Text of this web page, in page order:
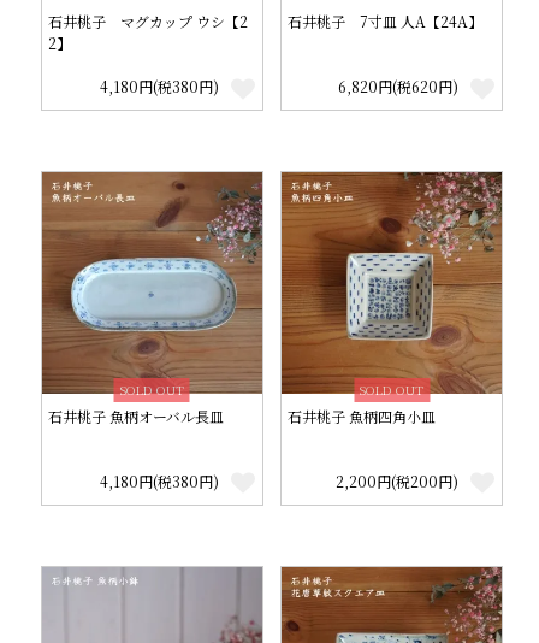
石井桃子 マグカップ ウシ【2
2】
4,180円(税380円)
石井桃子 7寸皿 人A【24A】
6,820円(税620円)
SOLD OUT
石井桃子 魚柄オーバル長皿
4,180円(税380円)
SOLD OUT
石井桃子 魚柄四角小皿
2,200円(税200円)